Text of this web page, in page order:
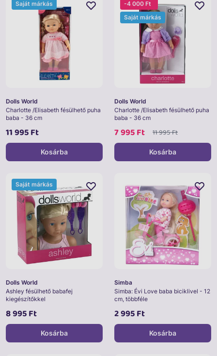
Dolls World
Charlotte /Elisabeth fésülhető puha
baba - 36 cm
11 995 Ft
Saját márkás
Kosárba
Dolls World
Charlotte /Elisabeth fésülhető puha
baba - 36 cm
7 995 Ft 11 995 Ft
-4 000 Ft
Saját márkás
Kosárba
Dolls World
Ashley fésülhető babafej
kiegészítőkkel
8 995 Ft
Saját márkás
Kosárba
Simba
Simba: Évi Love baba biciklivel - 12
cm, többféle
2 995 Ft
Kosárba